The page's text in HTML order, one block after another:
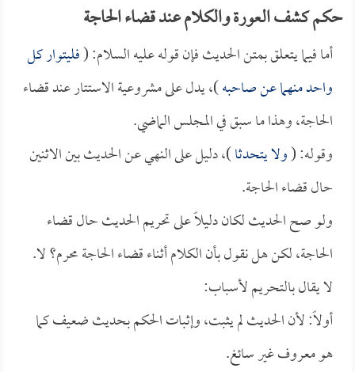
حكم كشف العورة والكلام عند قضاء الحاجة
أما فيما يتعلق بمتن الحديث فإن قوله عليه السلام: (فليتوار كل
واحد منهما عن صاحبه)، يدل على مشروعية الاستتار عند قضاء
الحاجة، وهذا ما سبق في المجلس الماضي.
وقوله: (ولا يتحدثا)، دليل على النهي عن الحديث بين الاثنين
حال قضاء الحاجة.
ولو صح الحديث لكان دليلاً على تحريم الحديث حال قضاء
الحاجة، لكن هل نقول بأن الكلام أثناء قضاء الحاجة محرم؟ لا.
لا يقال بالتحريم لأسباب:
أولاً: لأن الحديث لم يثبت، وإثبات الحكم بحديث ضعيف كما
هو معروف غير سائغ.